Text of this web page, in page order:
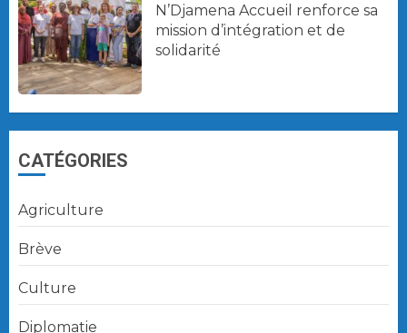
N’Djamena Accueil renforce sa
mission d’intégration et de
solidarité
CATÉGORIES
Agriculture
Brève
Culture
Diplomatie